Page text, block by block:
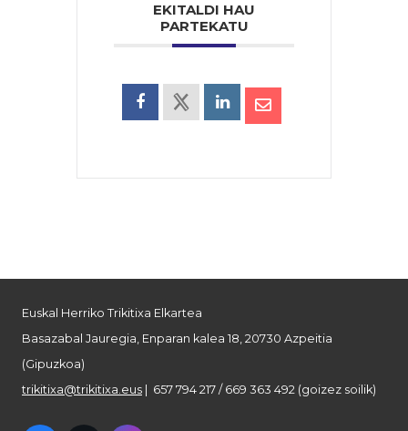
EKITALDI HAU
PARTEKATU
Euskal Herriko Trikitixa Elkartea
Basazabal Jauregia, Enparan kalea 18, 20730 Azpeitia
(Gipuzkoa)
trikitixa@trikitixa.eus | 657 794 217 / 669 363 492 (goizez soilik)